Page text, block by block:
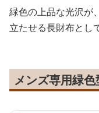
緑色の上品な光沢が
立たせる長財布とし
メンズ専用緑